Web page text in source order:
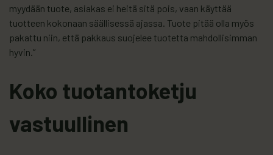
myydään tuote, asiakas ei heitä sitä pois, vaan käyttää
tuotteen kokonaan säällisessä ajassa. Tuote pitää olla myös
pakattu niin, että pakkaus suojelee tuotetta mahdollisimman
hyvin.”
Koko tuotantoketju
vastuullinen